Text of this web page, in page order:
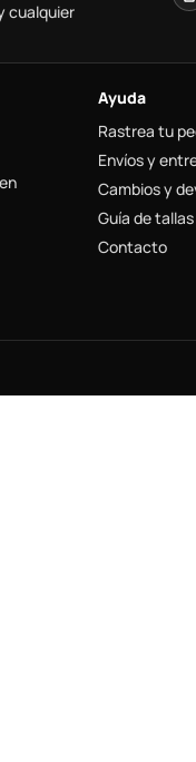
cualquier
Ayuda
Rastrea tu
Envíos y
Cambios y
Guía de tallas
Contacto